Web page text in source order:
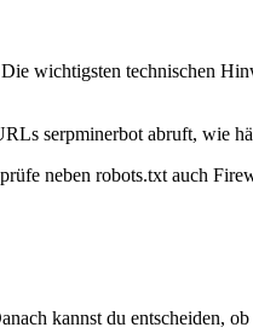
wichtigsten technischen
serpminerbot abruft, wie
neben robots.txt auch
kannst du entscheiden,